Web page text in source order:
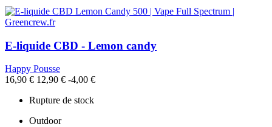
E-liquide CBD - Lemon candy
Happy Pousse
16,90 € 12,90 € -4,00 €
Rupture de stock
Outdoor